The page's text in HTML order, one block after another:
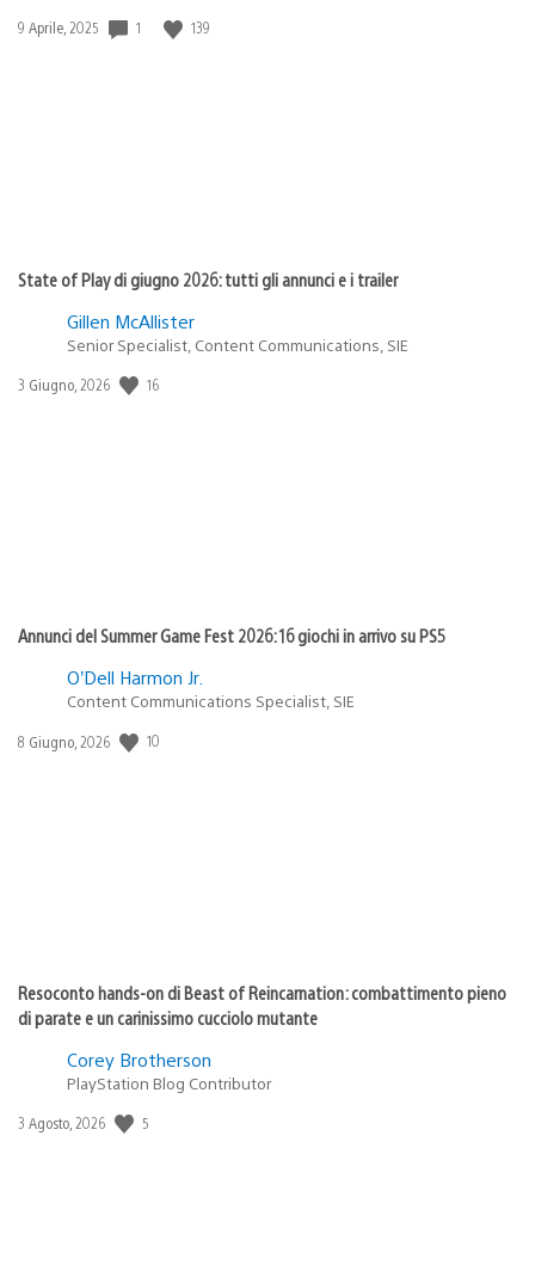
Data
9 Aprile, 2025 1 139
State of Play di giugno 2026: tutti gli annunci e i trailer
Gillen McAllister
Senior Specialist, Content Communications, SIE
Data
3 Giugno, 2026 16
Annunci del Summer Game Fest 2026: 16 giochi in arrivo su PS5
O’Dell Harmon Jr.
Content Communications Specialist, SIE
Data
8 Giugno, 2026 10
Resoconto hands-on di Beast of Reincarnation: combattimento pieno
di parate e un carinissimo cucciolo mutante
Corey Brotherson
PlayStation Blog Contributor
Data
3 Agosto, 2026 5